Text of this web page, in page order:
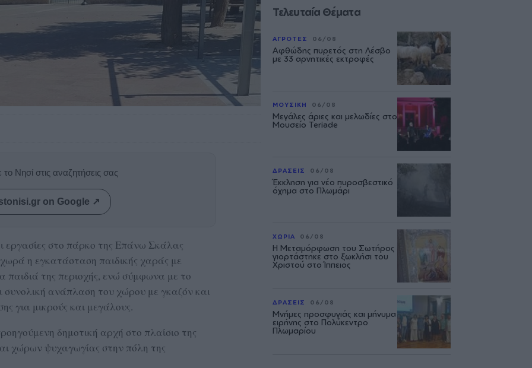
Νησί στις αναζητήσεις σας
on Google ↗
εργασίες στο πάρκο της Επάνω Σκάλας
η εγκατάσταση παιδικής χαράς με
παιδιά της περιοχής, ενώ σύμφωνα με το
συνολική ανάπλαση του χώρου με γκαζόν και
για μικρούς και μεγάλους.
δημοτική αρχή στο πλαίσιο της
χώρων ψυχαγωγίας στην πόλη της
Τελευταία Θέματα
ΑΓΡΟΤΕΣ 06/08
Αφθώδης πυρετός στη Λέσβο
με 33 αρνητικές εκτροφές
ΜΟΥΣΙΚΗ 06/08
Μεγάλες άριες και μελωδίες στο
Μουσείο Teriade
ΔΡΑΣΕΙΣ 06/08
Έκκληση για νέο πυροσβεστικό
όχημα στο Πλωμάρι
ΧΩΡΙΑ 06/08
Η Μεταμόρφωση του Σωτήρος
γιορτάστηκε στο ξωκλήσι του
Χριστού στο Ίππειος
ΔΡΑΣΕΙΣ 06/08
Μνήμες προσφυγιάς και μήνυμα
ειρήνης στο Πολύκεντρο
Πλωμαρίου